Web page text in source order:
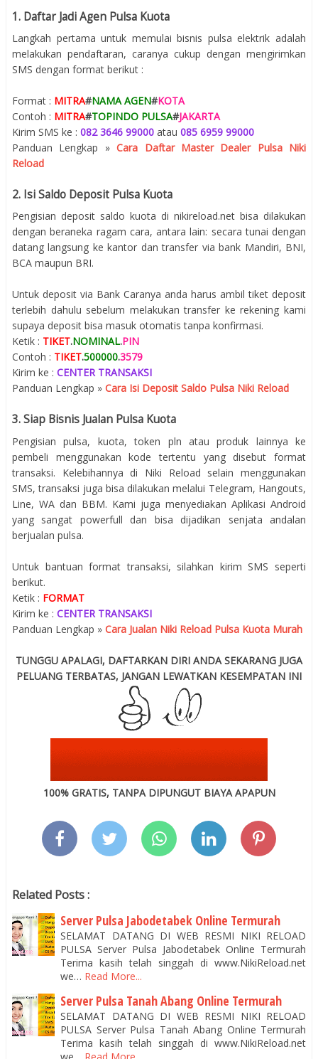
1. Daftar Jadi Agen Pulsa Kuota
Langkah pertama untuk memulai bisnis pulsa elektrik adalah
melakukan pendaftaran, caranya cukup dengan mengirimkan
SMS dengan format berikut :
Format : MITRA#NAMA AGEN#KOTA
Contoh : MITRA#TOPINDO PULSA#JAKARTA
Kirim SMS ke : 082 3646 99000 atau 085 6959 99000
Panduan Lengkap »Cara Daftar Master Dealer Pulsa Niki
Reload
2. Isi Saldo Deposit Pulsa Kuota
Pengisian deposit saldo kuota di nikireload.net bisa dilakukan
dengan beraneka ragam cara, antara lain: secara tunai dengan
datang langsung ke kantor dan transfer via bank Mandiri, BNI,
BCA maupun BRI.
Untuk deposit via Bank Caranya anda harus ambil tiket deposit
terlebih dahulu sebelum melakukan transfer ke rekening kami
supaya deposit bisa masuk otomatis tanpa konfirmasi.
Ketik : TIKET.NOMINAL.PIN
Contoh : TIKET.500000.3579
Kirim ke : CENTER TRANSAKSI
Panduan Lengkap » Cara Isi Deposit Saldo Pulsa Niki Reload
3. Siap Bisnis Jualan Pulsa Kuota
Pengisian pulsa, kuota, token pln atau produk lainnya ke
pembeli menggunakan kode tertentu yang disebut format
transaksi. Kelebihannya di Niki Reload selain menggunakan
SMS, transaksi juga bisa dilakukan melalui Telegram, Hangouts,
Line, WA dan BBM. Kami juga menyediakan Aplikasi Android
yang sangat powerfull dan bisa dijadikan senjata andalan
berjualan pulsa.
Untuk bantuan format transaksi, silahkan kirim SMS seperti
berikut.
Ketik : FORMAT
Kirim ke : CENTER TRANSAKSI
Panduan Lengkap » Cara Jualan Niki Reload Pulsa Kuota Murah
TUNGGU APALAGI, DAFTARKAN DIRI ANDA SEKARANG JUGA
PELUANG TERBATAS, JANGAN LEWATKAN KESEMPATAN INI
100% GRATIS, TANPA DIPUNGUT BIAYA APAPUN
Related Posts :
Server Pulsa Jabodetabek Online Termurah
SELAMAT DATANG DI WEB RESMI NIKI RELOAD
PULSA Server Pulsa Jabodetabek Online Termurah
Terima kasih telah singgah di www.NikiReload.net
we… Read More...
Server Pulsa Tanah Abang Online Termurah
SELAMAT DATANG DI WEB RESMI NIKI RELOAD
PULSA Server Pulsa Tanah Abang Online Termurah
Terima kasih telah singgah di www.NikiReload.net